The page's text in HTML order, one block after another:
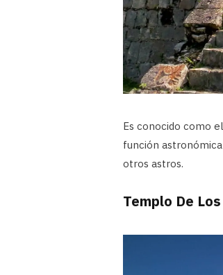
Es conocido como
función
otros astros.
Templo De